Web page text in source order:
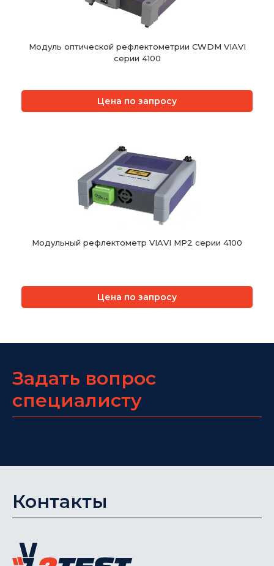
Модуль оптической рефлектометрии CWDM VIAVI
cерии 4100
Цена по запросу
Модульный рефлектометр VIAVI MP2 серии 4100
Цена по запросу
Задать вопрос
специалисту
Контакты